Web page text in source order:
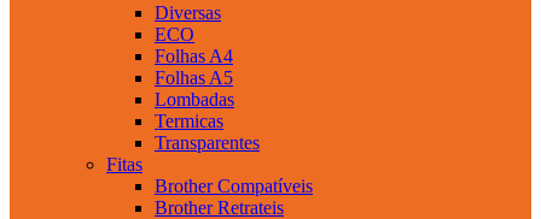
Diversas
ECO
Folhas A4
Folhas A5
Lombadas
Termicas
Transparentes
Fitas
Brother Compatíveis
Brother Retrateis